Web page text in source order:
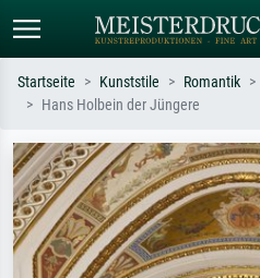
Suchen Sie nach Künstlern, Werktiteln
oder Stilen – z.B. Monet,
Sternennacht, Impressionismus, Welle
Hokusai, Akt.
Startseite Kunststile Romantik
Hans Holbein der Jüngere